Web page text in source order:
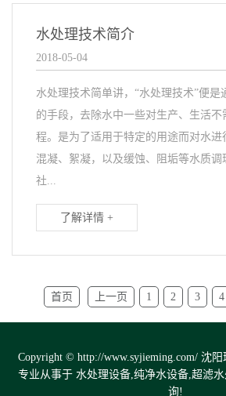
水处理技术简介
2018-05-04
水处理技术简单讲，“水处理技术”便是
的手段，去除水中一些对生产、生活不
程。是为了适用于特定的用途而对水进
混凝、絮凝，以及缓蚀、阻垢等水质调
社...
了解详情 +
首页 上一页 1 2 3 4
Copyright © http://www.syjieming.com/ 沈
专业从事于 水处理设备 纯净水设备 超滤
询!